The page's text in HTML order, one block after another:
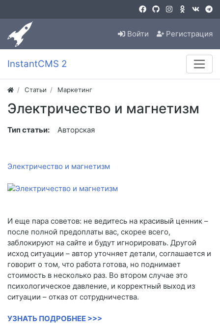
Войти Регистрация
InstantCMS 2
Статьи Маркетинг
Электричество и магнетизм
Тип статьи: Авторская
Электричество и магнетизм
И еще пара советов: не ведитесь на красивый ценник –
после полной предоплаты вас, скорее всего,
заблокируют на сайте и будут игнорировать. Другой
исход ситуации – автор уточняет детали, соглашается и
говорит о том, что работа готова, но поднимает
стоимость в несколько раз. Во втором случае это
психологическое давление, и корректный выход из
ситуации – отказ от сотрудничества.
УЗНАТЬ ПОДРОБНЕЕ >>>